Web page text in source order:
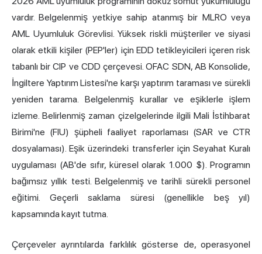
vardır. Belgelenmiş yetkiye sahip atanmış bir MLRO veya
AML Uyumluluk Görevlisi. Yüksek riskli müşteriler ve siyasi
olarak etkili kişiler (PEP'ler) için EDD tetikleyicileri içeren risk
tabanlı bir CIP ve CDD çerçevesi. OFAC SDN, AB Konsolide,
İngiltere Yaptırım Listesi'ne karşı yaptırım taraması ve sürekli
yeniden tarama. Belgelenmiş kurallar ve eşiklerle işlem
izleme. Belirlenmiş zaman çizelgelerinde ilgili Mali İstihbarat
Birimi'ne (FIU) şüpheli faaliyet raporlaması (SAR ve CTR
dosyalaması). Eşik üzerindeki transferler için Seyahat Kuralı
uygulaması (AB'de sıfır, küresel olarak 1.000 $). Programın
bağımsız yıllık testi. Belgelenmiş ve tarihli sürekli personel
eğitimi. Geçerli saklama süresi (genellikle beş yıl)
kapsamında kayıt tutma.
Çerçeveler ayrıntılarda farklılık gösterse de, operasyonel